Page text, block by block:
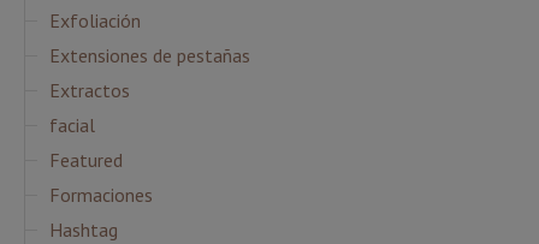
Exfoliación
Extensiones de pestañas
Extractos
facial
Featured
Formaciones
Hashtag